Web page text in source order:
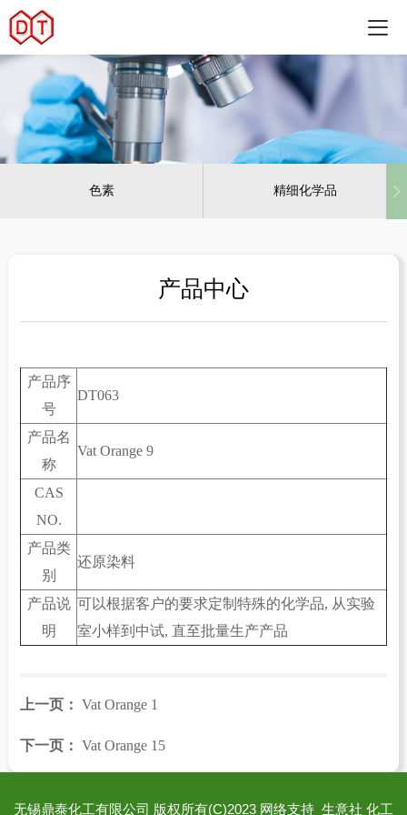
色素 精细化学品
产品中心
产品序
号
DT063
产品名
称
Vat Orange 9
CAS
NO.
产品类
别
还原染料
产品说
明
可以根据客户的要求定制特殊的化学品, 从实验
室小样到中试, 直至批量生产产品
上一页：Vat Orange 1
下一页：Vat Orange 15
无锡鼎泰化工有限公司 版权所有(C)2023 网络支持 生意社 化工